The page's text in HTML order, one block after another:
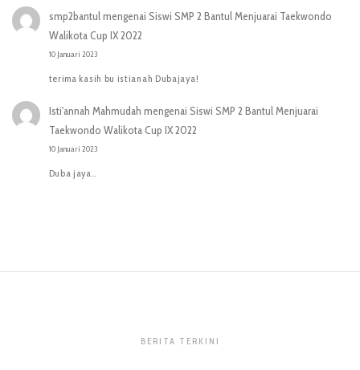
smp2bantulmengenai Siswi SMP 2 Bantul Menjuarai Taekwondo
Walikota Cup IX 2022
10 Januari 2023
terima kasih bu istianah Dubajaya!
Isti'annah Mahmudah mengenai Siswi SMP 2 Bantul Menjuarai
Taekwondo Walikota Cup IX 2022
10 Januari 2023
Duba jaya..
BERITA TERKINI